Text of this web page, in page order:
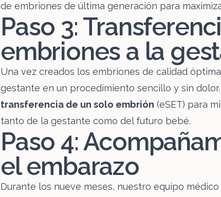
de embriones de última generación para
Paso 3:
embriones a la
Una vez creados los embriones de calidad
gestante en un procedimiento sencillo y sin dolor.
transferencia de un solo embrión (eSET) para
tanto de la gestante como del futuro bebé.
Paso 4:
el embarazo
Durante los nueve meses, nuestro equipo